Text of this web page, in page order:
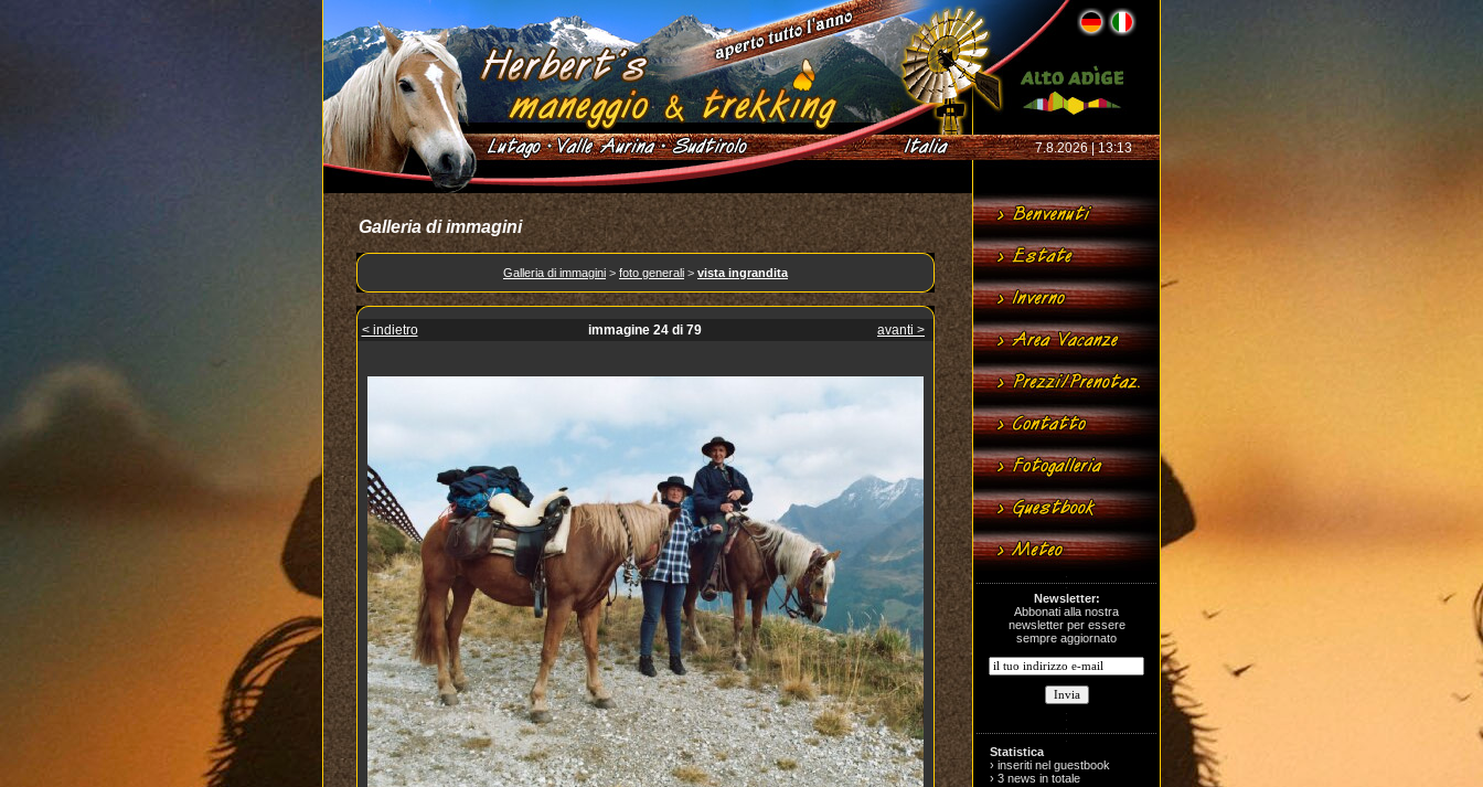
7.8.2026 | 13:13
Galleria di immagini
Galleria di immagini > foto generali > vista ingrandita
< indietro immagine 24 di 79 avanti >
Newsletter:
Abbonati alla nostra
newsletter per essere
sempre aggiornato
Statistica
› inseriti nel guestbook
› 3 news in totale